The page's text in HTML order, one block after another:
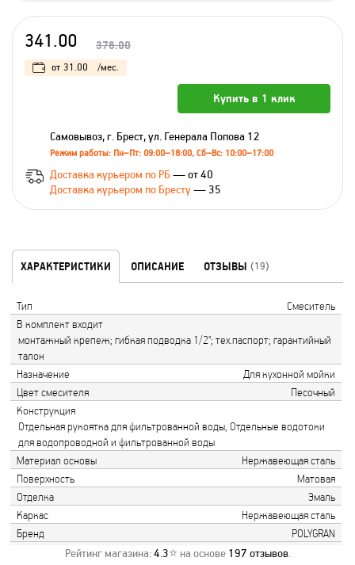
341.00 376.00
от 31.00 /мес.
Купить в 1 клик
Самовывоз, г. Брест, ул. Генерала Попова 12
Режим работы: Пн–Пт: 09:00–18:00, Сб–Вс: 10:00–17:00
Доставка курьером по РБ — от 40
Доставка курьером по Бресту— 35
ХАРАКТЕРИСТИКИ ОПИСАНИЕ ОТЗЫВЫ (19)
Тип
Смеситель
В комплект входит
монтажный крепеж; гибкая подводка 1/2"; тех.паспорт; гарантийный
талон
Назначение
Для кухонной мойки
Цвет смесителя
Песочный
Конструкция
Отдельная рукоятка для фильтрованной воды, Отдельные водотоки
для водопроводной и фильтрованной воды
Материал основы
Нержавеющая сталь
Поверхность
Матовая
Отделка
Эмаль
Каркас
Нержавеющая сталь
Бренд
POLYGRAN
Рейтинг магазина:4.3⭐ на основе 197 отзывов.